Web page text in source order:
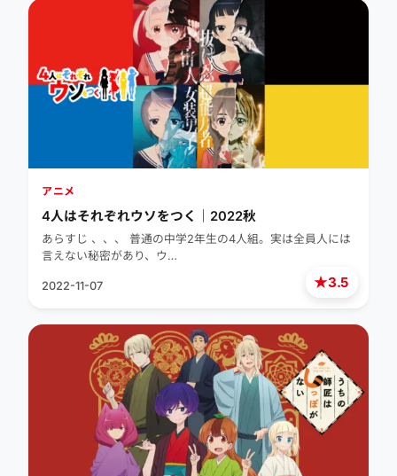
★3.5
アニメ
4人はそれぞれウソをつく｜2022秋
あらすじ 、、、 普通の中学2年生の4人組。実は全員人には
言えない秘密があり、ウ…
2022-11-07